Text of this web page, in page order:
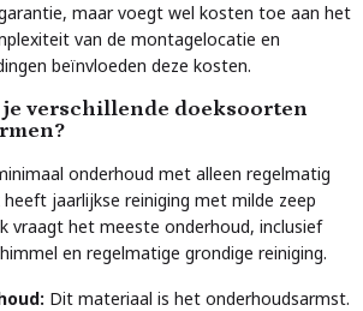
maar voegt wel kosten toe aan het
van de montagelocatie en
beïnvloeden deze kosten.
verschillende doeksoorten
onderhoud met alleen regelmatig
jaarlijkse reiniging met milde zeep
vraagt het meeste onderhoud, inclusief
en regelmatige grondige reiniging.
Dit materiaal is het onderhoudsarmst.